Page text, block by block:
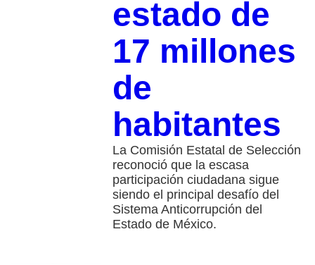
estado de
17 millones
de
habitantes
La Comisión Estatal de Selección
reconoció que la escasa
participación ciudadana sigue
siendo el principal desafío del
Sistema Anticorrupción del
Estado de México.